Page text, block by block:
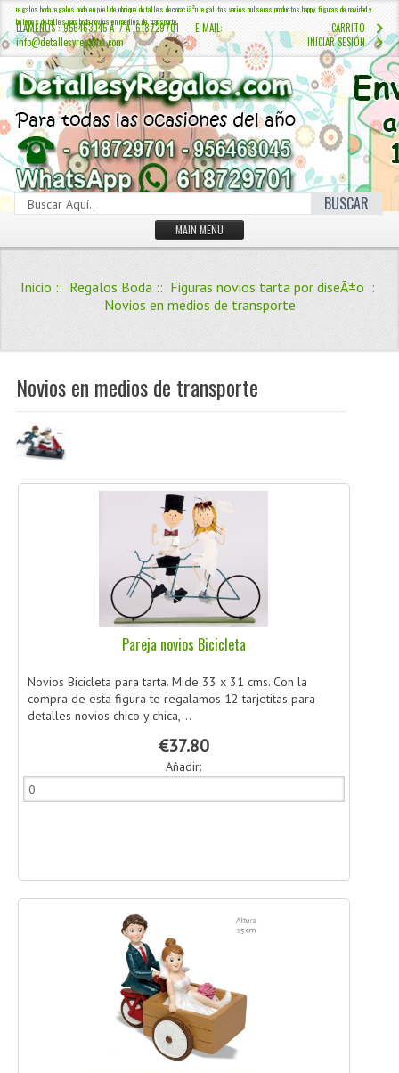
regalos boda regalos boda en piel de ubrique detalles decoraciã³n regalitos varios pulseras productos happy figuras de navidad y
belenes detalles para boda novios en medios de transporte
LLÁMENOS : 956463045 Â / Â 618729701 E-MAIL:
info@detallesyregalos.com
CARRITO
INICIAR SESIÓN
BUSCAR
MAIN MENU
CONTÁCTENOS
CÓMO COMPRAR
Inicio :: Regalos Boda :: Figuras novios tarta por diseÃ±o ::
Novios en medios de transporte
Novios en medios de transporte
Pareja novios Bicicleta
Novios Bicicleta para tarta. Mide 33 x 31 cms. Con la
compra de esta figura te regalamos 12 tarjetitas para
detalles novios chico y chica,...
€37.80
Añadir: